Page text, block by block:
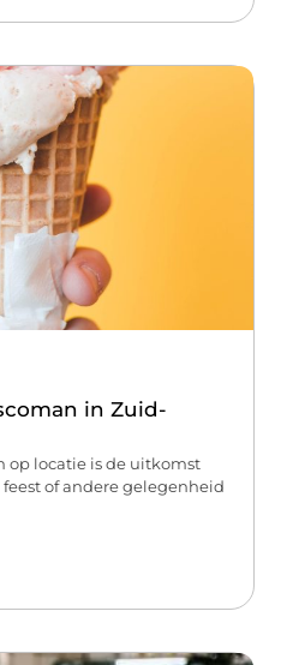
in Zuid-
op locatie is de uitkomst
of andere gelegenheid